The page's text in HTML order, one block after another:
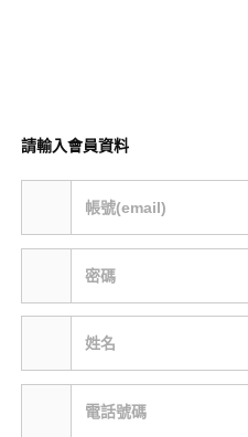
請輸入會員資料
帳號(email)
密碼
姓名
電話號碼